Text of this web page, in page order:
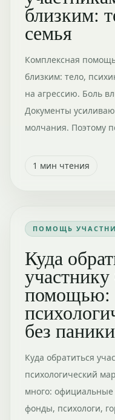
близким:
семья
Комплексная
близким: тело,
на агрессию. Боль
Документы
молчания. Поэтому
1 мин чтения
ПОМОЩЬ
Куда
помощью:
без паники
Куда обратиться
психологический
много:
фонды, психологи,